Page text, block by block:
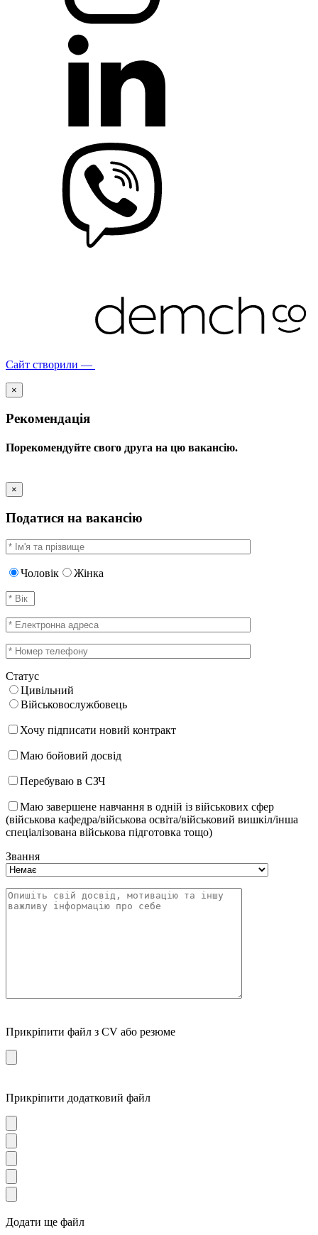
Сайт створили —
×
Рекомендація
Порекомендуйте свого друга на цю вакансію.
×
Податися на вакансію
Чоловік Жінка
Статус
Цивільний
Військовослужбовець
Хочу підписати новий контракт
Маю бойовий досвід
Перебуваю в СЗЧ
Маю завершене навчання в одній із військових сфер
(військова кафедра/військова освіта/військовий вишкіл/інша
спеціалізована військова підготовка тощо)
Звання
Прикріпити файл з CV або резюме
Прикріпити додатковий файл
Додати ще файл